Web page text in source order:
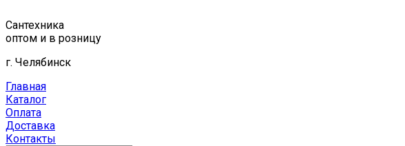
к
содержимому
Сантехника
оптом и в розницу
г. Челябинск
Главная
Каталог
Оплата
Доставка
Контакты